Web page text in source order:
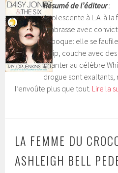
Résumé de l’éditeur:
Adolescente à L.A. à la
embrasse avec
l’époque: elle se
Strip, couche avec
chanter au célèbre
drogue sont exaltants,
l’envoûte plus que tout. Lire la
LA FEMME DU
ASHLEIGH BELL